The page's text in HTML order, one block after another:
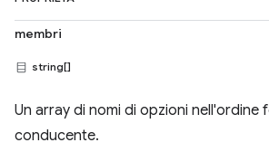
membri
string[]
Un array di nomi di opzioni nell'ordine
conducente.